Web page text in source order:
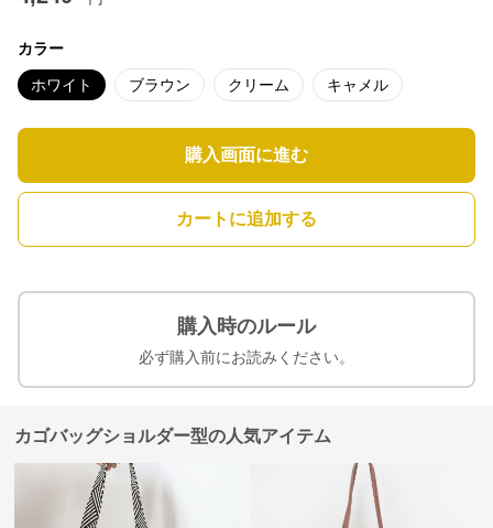
カラー
ホワイト ブラウン クリーム キャメル
購入画面に進む
カートに追加する
購入時のルール
必ず購入前にお読みください。
カゴバッグショルダー型の人気アイテム